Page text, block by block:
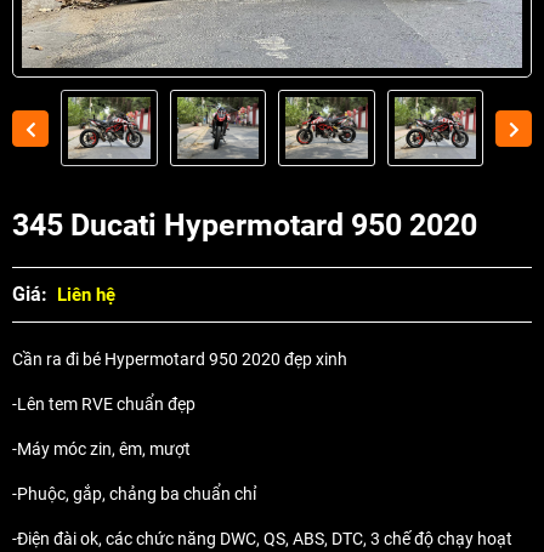
345 Ducati Hypermotard 950 2020
Giá: Liên hệ
Cần ra đi bé Hypermotard 950 2020 đẹp xinh
-Lên tem RVE chuẩn đẹp
-Máy móc zin, êm, mượt
-Phuộc, gắp, chảng ba chuẩn chỉ
-Điện đài ok, các chức năng DWC, QS, ABS, DTC, 3 chế độ chạy hoạt